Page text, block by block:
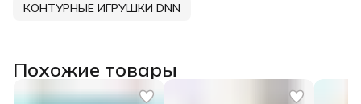
КОНТУРНЫЕ ИГРУШКИ DNN
Похожие товары